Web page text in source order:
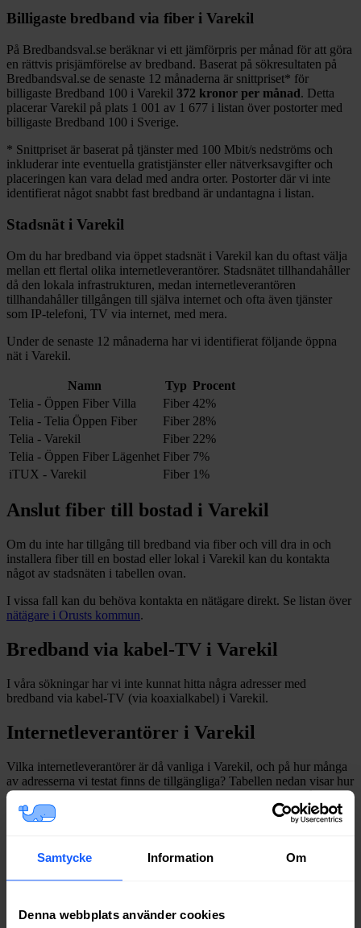
Samtycke Information Om
Denna webbplats använder cookies
Billigaste bredband via fiber i Varekil
På Bredbandsval.se beräknar vi ett jämförpris per månad för att göra
en rättvis prisjämförelse av bredband. Baserat på sökresultaten på
Bredbandsval.se de senaste 12 månaderna är snittpriset* för
billigaste Bredband 100 i Varekil 372 kronor per månad. Detta
placerar Varekil på plats 1 001 av 1 677 i listan över postorter med
billigaste Bredband 100 i Sverige.
* Snittpriset är baserat på tjänster med 100 Mbit/s nedströms och
inkluderar inte eventuella gratistjänster eller nätverksavgifter och
placeringen kan vara delad med andra orter. Postorter där vi inte
identifierat något snabbt fast bredband är undantagna i listan.
Stadsnät i Varekil
Om du har bredband via öppet stadsnät i Varekil kan du oftast välja
mellan ett flertal olika internetleverantörer. Stadsnätet tillhandahåller
då den lokala infrastrukturen, medan internetleverantören
tillhandahåller tillgången till själva internet och ofta även tjänster
som IP-telefoni, TV via internet, med mera.
Under de senaste 12 månaderna har vi identifierat följande öppna
nät i Varekil.
Namn Typ Procent
Telia - Öppen Fiber Villa
Fiber 42%
Telia - Telia Öppen Fiber
Fiber 28%
Telia - Varekil
Fiber 22%
Telia - Öppen Fiber Lägenhet Fiber 7%
iTUX - Varekil
Fiber 1%
Anslut fiber till bostad i Varekil
Om du inte har tillgång till bredband via fiber och vill dra in och
installera fiber till en bostad eller lokal i Varekil kan du kontakta
något av stadsnäten i tabellen ovan.
I vissa fall kan du behöva kontakta en nätägare direkt. Se listan över
nätägare i Orusts kommun.
Bredband via kabel-TV i Varekil
I våra sökningar har vi inte kunnat hitta några adresser med
bredband via kabel-TV (via koaxialkabel) i Varekil.
Internetleverantörer i Varekil
Vilka internetleverantörer är då vanliga i Varekil, och på hur många
av adresserna vi testat finns de tillgängliga? Tabellen nedan visar hur
ofta internetleverantörerna har dykt upp med erbjudanden på
adressökningarna i
månaderna.*
Leverantör
Telenor
Fiber
81%
Ownit
Fiber 78%